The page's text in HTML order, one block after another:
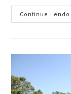
Continue Lendo